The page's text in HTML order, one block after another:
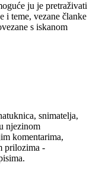
ju je pretraživati
i teme, vezane članke
s iskanom
snimatelja,
njezinom
komentarima,
prilozima -